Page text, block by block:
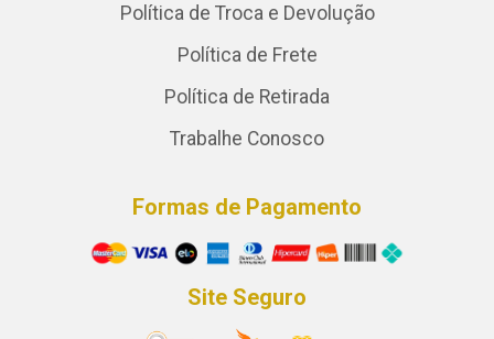
Política de Troca e Devolução
Política de Frete
Política de Retirada
Trabalhe Conosco
Formas de Pagamento
Site Seguro